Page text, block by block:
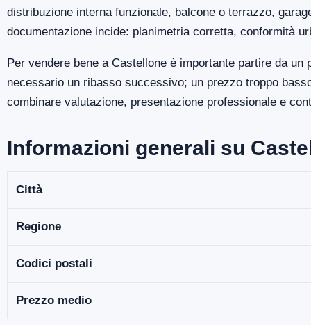
distribuzione interna funzionale, balcone o terrazzo,
documentazione incide: planimetria corretta, conformità
Per vendere bene a Castellone è importante partire da
necessario un ribasso successivo; un prezzo troppo
combinare valutazione, presentazione professionale e
Informazioni generali su
Città
Regione
Codici postali
Prezzo medio